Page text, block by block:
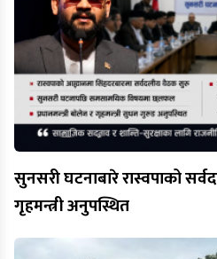
सुनसरी घटनाबारे रास्वपाको
गृहमन्त्री अनुपस्थित